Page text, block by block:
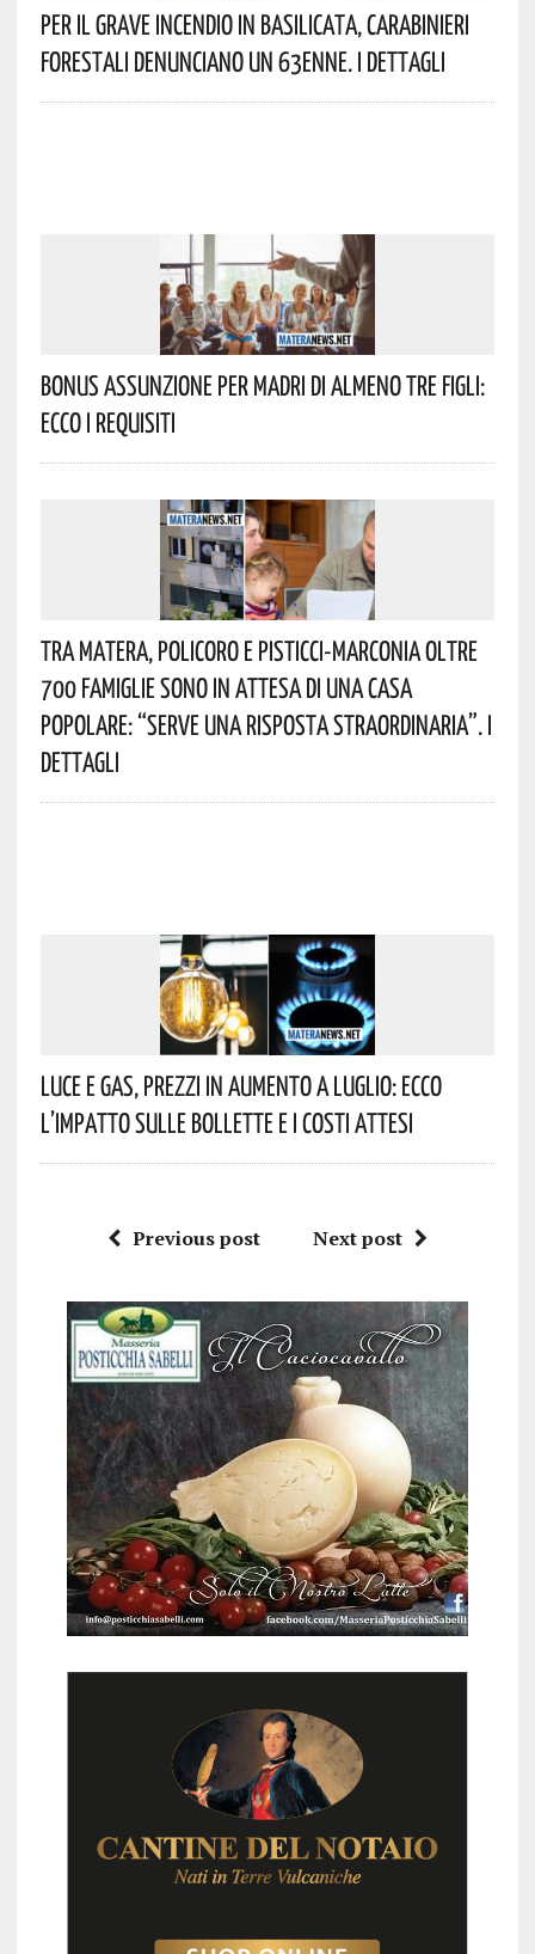
Per Il Grave Incendio In Basilicata, Carabinieri
Forestali Denunciano Un 63enne. I Dettagli
Bonus Assunzione Per Madri Di Almeno Tre Figli:
Ecco I Requisiti
Tra Matera, Policoro E Pisticci-Marconia Oltre
700 Famiglie Sono In Attesa Di Una Casa
Popolare: “serve Una Risposta Straordinaria”. I
Dettagli
Luce E Gas, Prezzi In Aumento A Luglio: Ecco
L’impatto Sulle Bollette E I Costi Attesi
Previous post Next post